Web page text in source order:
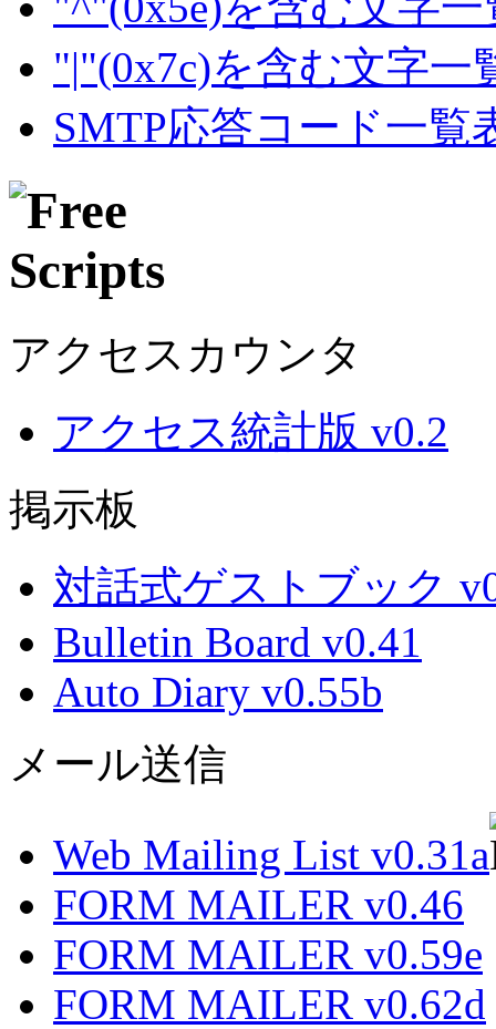
"|"(0x7c)を含む文字一
SMTP応答コード一覧
アクセスカウンタ
アクセス統計版 v0.2
掲示板
対話式ゲストブック
Bulletin Board v0.41
Auto Diary v0.55b
メール送信
Web Mailing List v0.31a
FORM MAILER v0.46
FORM MAILER v0.59e
FORM MAILER v0.62d